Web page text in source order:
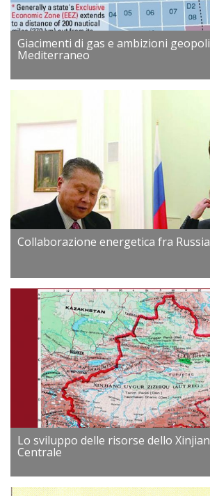
Giacimenti di gas e ambizioni
Mediterraneo
Collaborazione energetica fra
Lo sviluppo delle risorse dello
Centrale